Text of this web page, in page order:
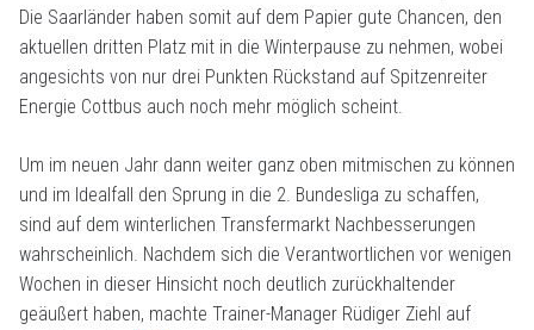
Die Saarländer haben somit auf dem Papier gute Chancen, den
aktuellen dritten Platz mit in die Winterpause zu nehmen, wobei
angesichts von nur drei Punkten Rückstand auf Spitzenreiter
Energie Cottbus auch noch mehr möglich scheint.
Um im neuen Jahr dann weiter ganz oben mitmischen zu können
und im Idealfall den Sprung in die 2. Bundesliga zu schaffen,
sind auf dem winterlichen Transfermarkt Nachbesserungen
wahrscheinlich. Nachdem sich die Verantwortlichen vor wenigen
Wochen in dieser Hinsicht noch deutlich zurückhaltender
geäußert haben, machte Trainer-Manager Rüdiger Ziehl auf